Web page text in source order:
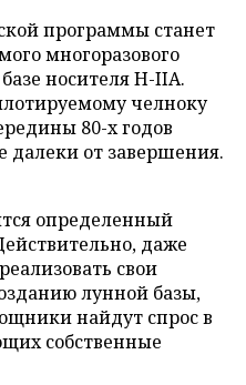
программы станет
многоразового
носителя Н-IIА.
челноку
80-х годов
далеки от завершения.
определенный
даже
свои
лунной базы,
найдут спрос в
собственные